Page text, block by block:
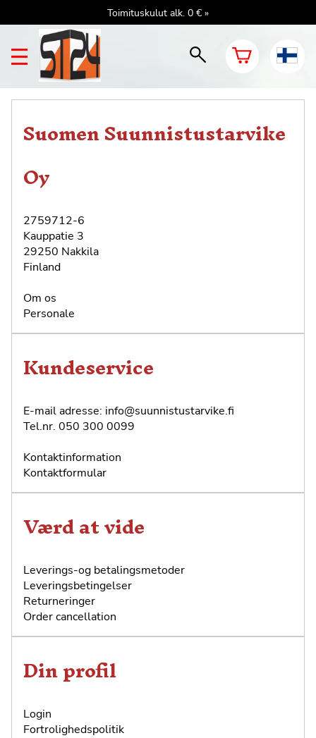
Toimituskulut alk. 0 € »
Suomen Suunnistustarvike
Oy
2759712-6
Kauppatie 3
29250 Nakkila
Finland
Om os
Personale
Kundeservice
E-mail adresse: info@suunnistustarvike.fi
Tel.nr. 050 300 0099
Kontaktinformation
Kontaktformular
Værd at vide
Leverings-og betalingsmetoder
Leveringsbetingelser
Returneringer
Order cancellation
Din profil
Login
Fortrolighedspolitik